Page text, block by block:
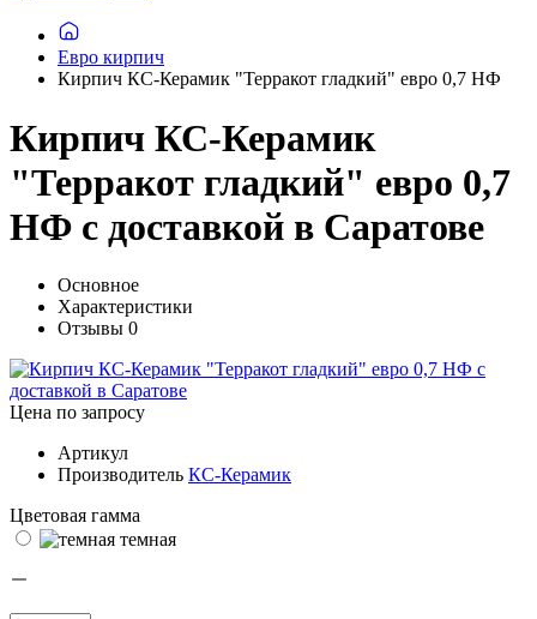
Евро кирпич
Кирпич КС-Керамик "Терракот гладкий" евро 0,7 НФ
Кирпич КС-Керамик
"Терракот гладкий" евро 0,7
НФ с доставкой в Саратове
Основное
Характеристики
Отзывы 0
Цена по запросу
Артикул
Производитель КС-Керамик
Цветовая гамма
темная